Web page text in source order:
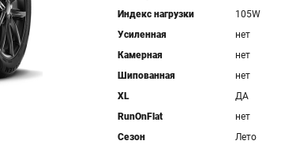
Индекс нагрузки
105W
Усиленная
нет
Камерная
нет
Шипованная
нет
XL
ДА
RunOnFlat
нет
Сезон
Лето